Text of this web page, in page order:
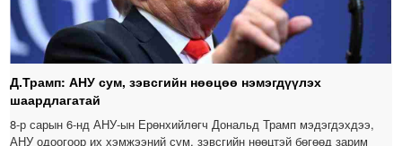
Д.Трамп: АНУ сум, зэвсгийн нөөцөө нэмэгдүүлэх
шаардлагатай
8-р сарын 6-нд АНУ-ын Ерөнхийлөгч Дональд Трамп мэдэгдэхдээ,
АНУ одоогоор их хэмжээний сум, зэвсгийн нөөцтэй бөгөөд зарим